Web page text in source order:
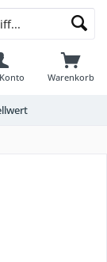
Warenkorb